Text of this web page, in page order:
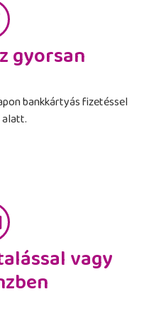
gyorsan
bankkártyás fizetéssel
vagy